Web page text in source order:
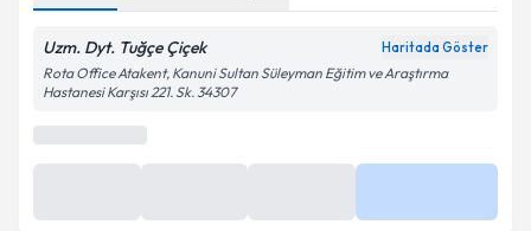
Uzm. Dyt. Tuğçe Çiçek Haritada Göster
Rota Office Atakent, Kanuni Sultan Süleyman Eğitim ve Araştırma
Hastanesi Karşısı 221. Sk. 34307